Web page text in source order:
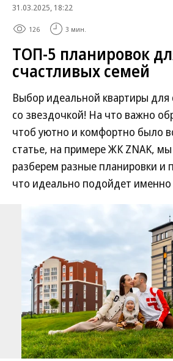
31.03.2025, 18:22
126 3 мин.
ТОП-5 планировок
счастливых семей
Выбор идеальной квартиры
со звездочкой! На что важно
чтоб уютно и комфортно было
статье, на примере ЖК ZNАK,
разберем разные планировки и
что идеально подойдет именно